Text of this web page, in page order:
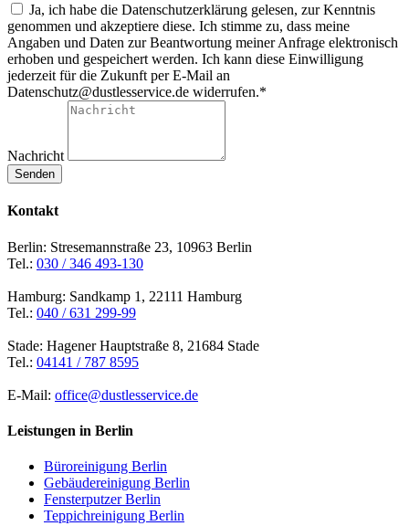
Ja, ich habe die Datenschutzerklärung gelesen, zur Kenntnis
genommen und akzeptiere diese. Ich stimme zu, dass meine
Angaben und Daten zur Beantwortung meiner Anfrage elektronisch
erhoben und gespeichert werden. Ich kann diese Einwilligung
jederzeit für die Zukunft per E-Mail an
Datenschutz@dustlesservice.de widerrufen.*
Nachricht
Senden
Kontakt
Berlin: Stresemannstraße 23, 10963 Berlin
Tel.: 030 / 346 493-130
Hamburg: Sandkamp 1, 22111 Hamburg
Tel.: 040 / 631 299-99
Stade: Hagener Hauptstraße 8, 21684 Stade
Tel.: 04141 / 787 8595
E-Mail: office@dustlesservice.de
Leistungen in Berlin
Büroreinigung Berlin
Gebäudereinigung Berlin
Fensterputzer Berlin
Teppichreinigung Berlin